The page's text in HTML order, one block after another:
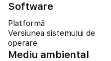
Software
Platformă
Versiunea sistemului de
operare
Mediu ambiental